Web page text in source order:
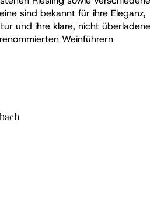
sind bekannt für ihre Eleganz,
und ihre klare, nicht überladene
Weinführern